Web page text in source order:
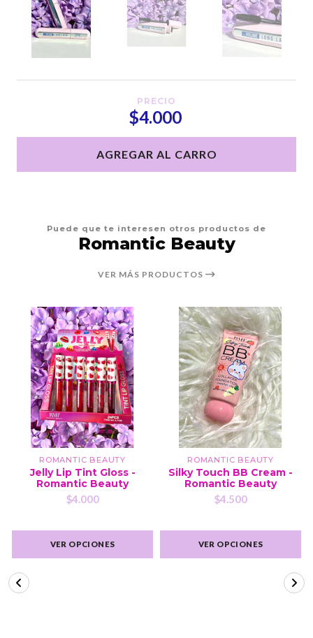
PRECIO
$4.000
AGREGAR AL CARRO
Puede que te interesen otros productos de
Romantic Beauty
VER MÁS PRODUCTOS
ROMANTIC BEAUTY
Jelly Lip Tint Gloss -
Romantic Beauty
$4.000
VER OPCIONES
ROMANTIC BEAUTY
Silky Touch BB Cream -
Romantic Beauty
$4.500
VER OPCIONES